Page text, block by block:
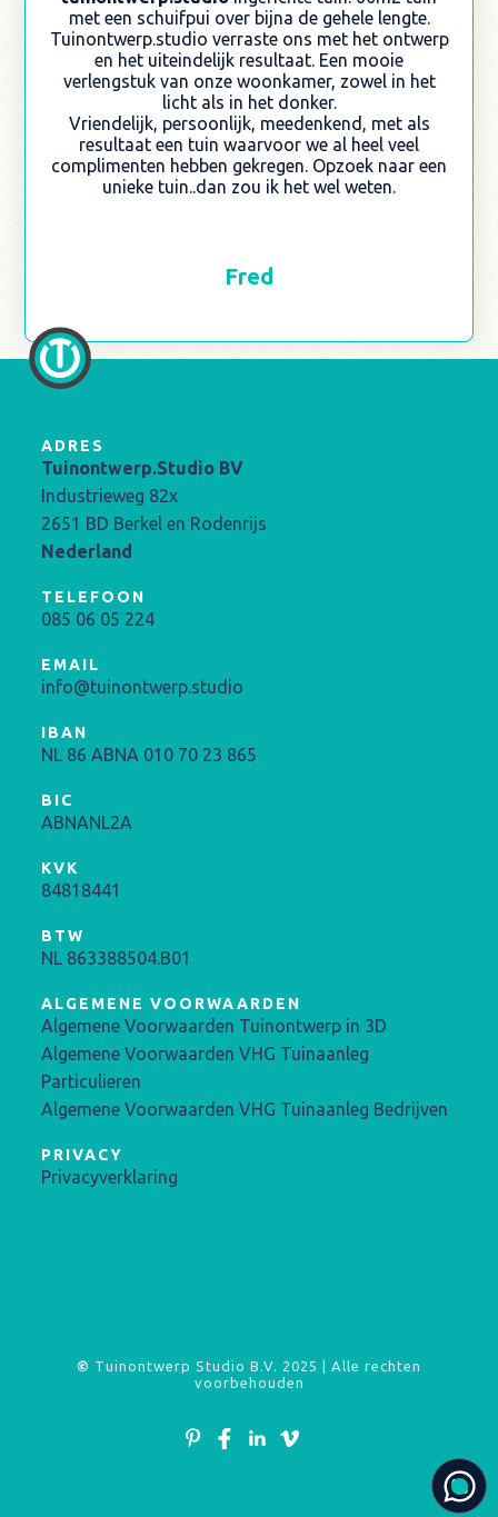
met een schuifpui over bijna de gehele lengte.
Tuinontwerp.studio verraste ons met het ontwerp
en het uiteindelijk resultaat. Een mooie
verlengstuk van onze woonkamer, zowel in het
licht als in het donker.
Vriendelijk, persoonlijk, meedenkend, met als
resultaat een tuin waarvoor we al heel veel
complimenten hebben gekregen. Opzoek naar een
unieke tuin..dan zou ik het wel weten.
Fred
ADRES
Tuinontwerp.Studio BV
Industrieweg 82x
2651 BD Berkel en Rodenrijs
Nederland
TELEFOON
085 06 05 224
EMAIL
info@tuinontwerp.studio
IBAN
NL 86 ABNA 010 70 23 865
BIC
ABNANL2A
KVK
84818441
BTW
NL 863388504.B01
ALGEMENE VOORWAARDEN
Algemene Voorwaarden Tuinontwerp in 3D
Algemene Voorwaarden VHG Tuinaanleg
Particulieren
Algemene Voorwaarden VHG Tuinaanleg Bedrijven
PRIVACY
Privacyverklaring
© Tuinontwerp Studio B.V. 2025 | Alle rechten
voorbehouden